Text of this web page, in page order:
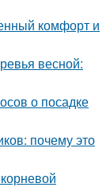
комфорт и
весной:
о посадке
почему это